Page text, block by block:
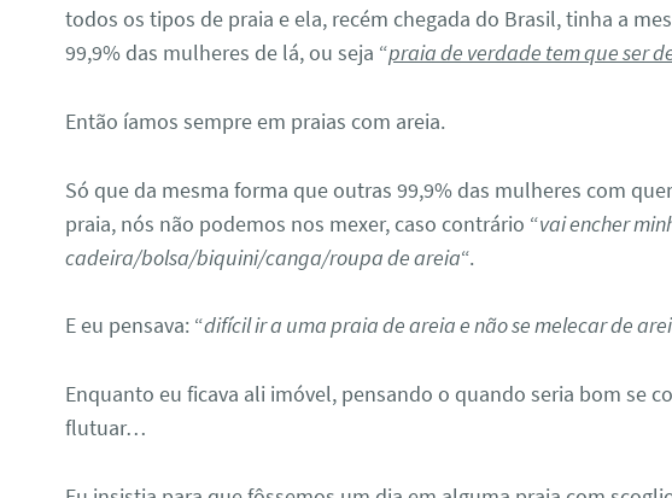
todos os tipos de praia e ela, recém chegada do Brasil, tinha a
99,9% das mulheres de lá, ou seja “praia de verdade tem que ser
Então íamos sempre em praias com areia.
Só que da mesma forma que outras 99,9% das mulheres com
praia, nós não podemos nos mexer, caso contrário “vai encher
cadeira/bolsa/biquini/canga/roupa de areia“.
E eu pensava: “difícil ir a uma praia de areia e não se melecar de
Enquanto eu ficava ali imóvel, pensando o quando seria bom se
flutuar…